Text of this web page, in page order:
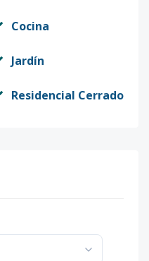
Cocina
Jardín
Residencial Cerrado